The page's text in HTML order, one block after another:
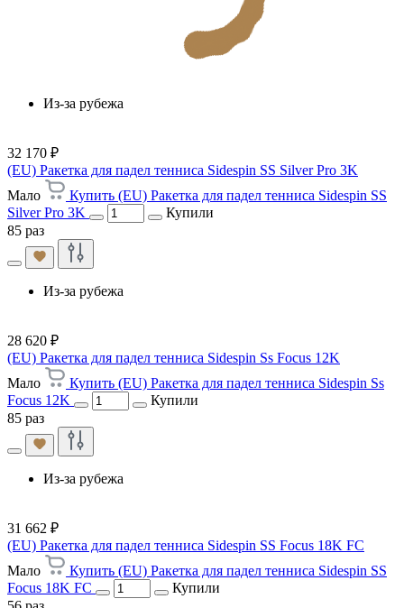
Из-за рубежа
32 170 ₽
(EU) Ракетка для падел тенниса Sidespin SS Silver Pro 3K
Мало
Купить (EU) Ракетка для падел тенниса Sidespin SS
Silver Pro 3K
Купили
85 раз
Из-за рубежа
28 620 ₽
(EU) Ракетка для падел тенниса Sidespin Ss Focus 12K
Мало
Купить (EU) Ракетка для падел тенниса Sidespin Ss
Focus 12K
Купили
85 раз
Из-за рубежа
31 662 ₽
(EU) Ракетка для падел тенниса Sidespin SS Focus 18K FC
Мало
Купить (EU) Ракетка для падел тенниса Sidespin SS
Focus 18K FC
Купили